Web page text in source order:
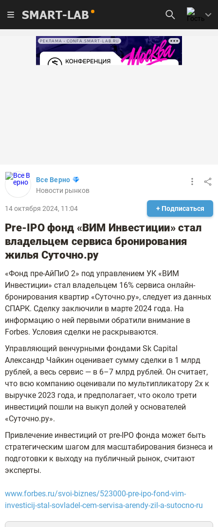
SMART-LAB
РЕКЛАМА • CONFA.SMART-LAB.RU
Все Верно
Новости рынков
14 октября 2024, 11:04 + Подписаться
Pre-IPO фонд «ВИМ Инвестиции» стал
владельцем сервиса бронирования
жилья Суточно.ру
«Фонд пре-АйПиО 2» под управлением УК «ВИМ
Инвестиции» стал владельцем 16% сервиса онлайн-
бронирования квартир «Суточно.ру», следует из данных
СПАРК. Сделку заключили в марте 2024 года. На
информацию о ней первыми обратили внимание в
Forbes. Условия сделки не раскрываются.
Управляющий венчурными фондами Sk Capital
Александр Чайкин оценивает сумму сделки в 1 млрд
рублей, а весь сервис — в 6–7 млрд рублей. Он считает,
что всю компанию оценивали по мультипликатору 2x к
выручке 2023 года, и предполагает, что около трети
инвестиций пошли на выкуп долей у основателей
«Суточно.ру».
Привлечение инвестиций от pre-IPO фонда может быть
стратегическим шагом для масштабирования бизнеса и
подготовки к выходу на публичный рынок, считают
эксперты.
www.forbes.ru/svoi-biznes/523000-pre-ipo-fond-vim-
investicij-stal-sovladel-cem-servisa-arendy-zil-a-sutocno-ru